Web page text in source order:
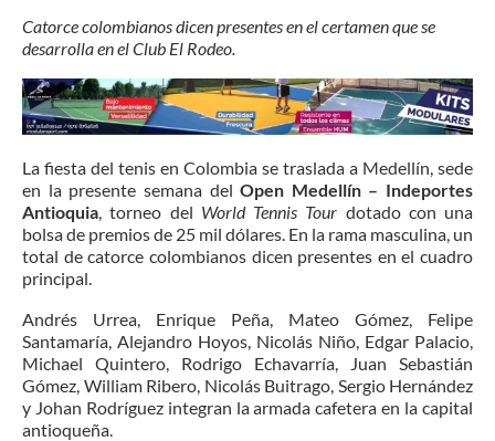
Catorce colombianos dicen presentes en el certamen que se
desarrolla en el Club El Rodeo.
La fiesta del tenis en Colombia se traslada a Medellín, sede
en la presente semana delOpen Medellín – Indeportes
Antioquia , torneo del World Tennis Tour dotado con una
bolsa de premios de 25 mil dólares. En la rama masculina, un
total de catorce colombianos dicen presentes en el cuadro
principal.
Andrés Urrea, Enrique Peña, Mateo Gómez, Felipe
Santamaría, Alejandro Hoyos, Nicolás Niño, Edgar Palacio,
Michael Quintero, Rodrigo Echavarría, Juan Sebastián
Gómez, William Ribero, Nicolás Buitrago, Sergio Hernández
y Johan Rodríguez integran la armada cafetera en la capital
antioqueña.